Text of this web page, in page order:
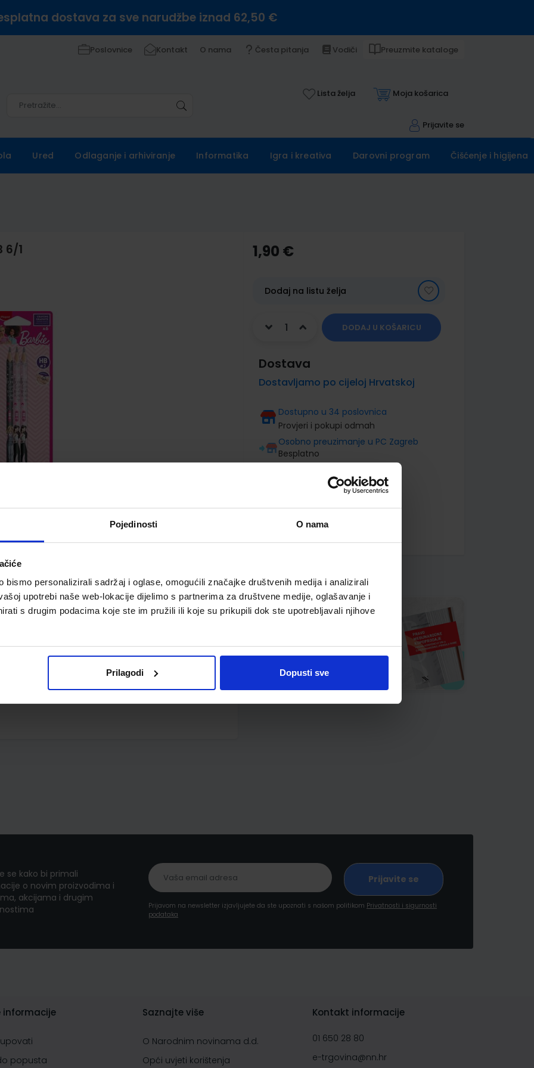
Pojedinosti O nama
bismo personalizirali sadržaj i oglase, omogućili značajke društvenih medija i analizirali
upotrebi naše web-lokacije dijelimo s partnerima za društvene medije, oglašavanje i
s drugim podacima koje ste im pružili ili koje su prikupili dok ste upotrebljavali njihove
Prilagodi Dopusti sve
dostava za sve narudžbe iznad 62,50 €
Poslovnice Kontakt O nama Česta pitanja Vodiči Preuzmite kataloge
Lista želja Moja košarica
Prijavite se
Ured Odlaganje i arhiviranje Informatika Igra i kreativa Darovni program Čišćenje i higijena
6/1 1,90 €
Dodaj na listu želja
DODAJ U KOŠARICU
Dostava
Dostavljamo po cijeloj Hrvatskoj
Dostupno u 34 poslovnica
Provjeri i pokupi odmah
Osobno preuzimanje u PC Zagreb
Besplatno
se kako bi primali
o novim proizvodima i
akcijama i drugim
Prijavom na newsletter izjavljujete da ste upoznati s našom politikom Privatnosti i sigurnosti
podataka
informacije
popusta
Saznajte više
O Narodnim novinama d.d.
Opći uvjeti korištenja
Kontakt informacije
01 650 28 80
e-trgovina@nn.hr